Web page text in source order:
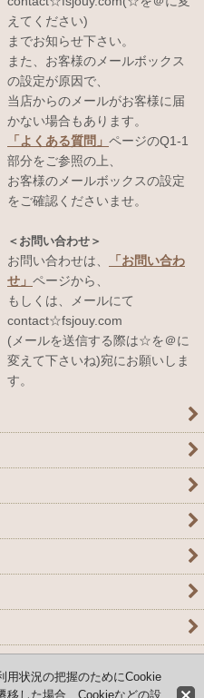
えてください)
までお知らせ下さい。
また、お客様のメールボックス
の設定が原因で、
当店からのメールがお客様に届
かない場合もあります。
「よくある質問」 ページのQ1-1
部分をご参照の上、
お客様のメールボックスの設定
をご確認くださいませ。
＜お問い合わせ＞
お問い合わせは、
「お問い合わ
せ」 ページから、
もしくは、メールにて
contact☆fsjouy.com
(メールを送信する際は☆を＠に
変えて下さいね)宛にお願いしま
す。
用状況の把握のためにCookie
移した場合、Cookieなどの設